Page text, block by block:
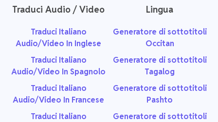
Traduci Audio / Video
Traduci Italiano
Audio/Video In Inglese
Traduci Italiano
Audio/Video In Spagnolo
Traduci Italiano
Audio/Video In Francese
Traduci Italiano
Lingua
Generatore di sottotitoli
Occitan
Generatore di sottotitoli
Tagalog
Generatore di sottotitoli
Pashto
Generatore di sottotitoli